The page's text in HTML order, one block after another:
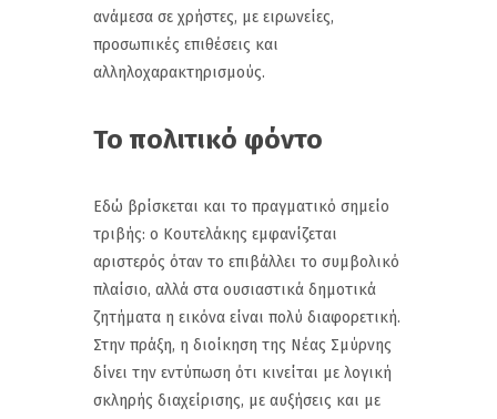
ανάμεσα σε χρήστες, με ειρωνείες,
προσωπικές επιθέσεις και
αλληλοχαρακτηρισμούς.
Το πολιτικό φόντο
Εδώ βρίσκεται και το πραγματικό σημείο
τριβής: ο Κουτελάκης εμφανίζεται
αριστερός όταν το επιβάλλει το συμβολικό
πλαίσιο, αλλά στα ουσιαστικά δημοτικά
ζητήματα η εικόνα είναι πολύ διαφορετική.
Στην πράξη, η διοίκηση της Νέας Σμύρνης
δίνει την εντύπωση ότι κινείται με λογική
σκληρής διαχείρισης, με αυξήσεις και με